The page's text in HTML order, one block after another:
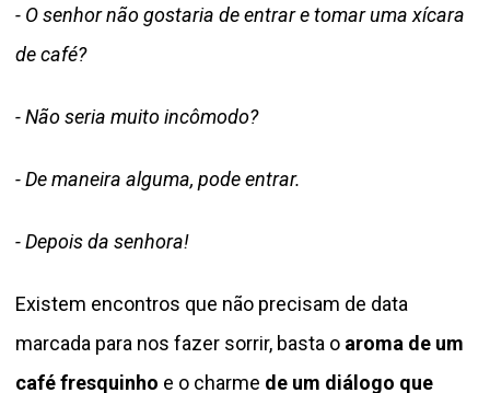
- O senhor não gostaria de entrar e tomar uma xícara
de café?
- Não seria muito incômodo?
- De maneira alguma, pode entrar.
- Depois da senhora!
Existem encontros que não precisam de data
marcada para nos fazer sorrir, basta o aroma de um
café fresquinho e o charme de um diálogo que